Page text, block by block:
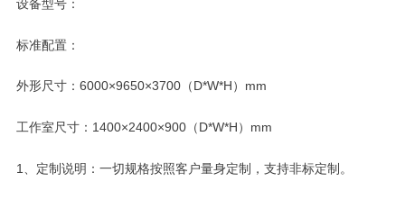
设备型号：
标准配置：
外形尺寸：6000×9650×3700（D*W*H）mm
工作室尺寸：1400×2400×900（D*W*H）mm
1、定制说明：一切规格按照客户量身定制，支持非标定制。